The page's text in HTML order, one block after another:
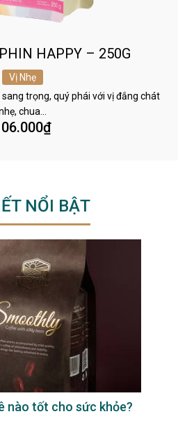
HAPPY – 250G
Vị Nhẹ
trọng, quý phái với vị đắng chát
chua…
₫
NỔI BẬT
nào tốt cho sức khỏe?